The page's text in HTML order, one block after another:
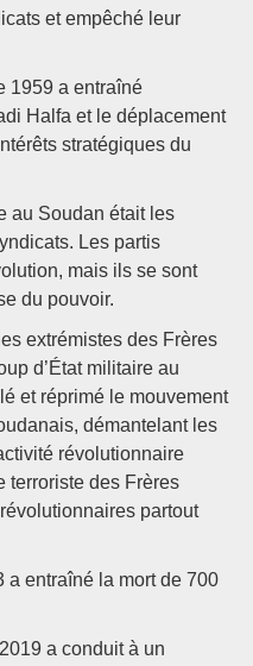
et empêché leur
1959 a entraîné
Halfa et le déplacement
stratégiques du
au Soudan était les
Les partis
mais ils se sont
du pouvoir.
extrémistes des Frères
d’État militaire au
et réprimé le mouvement
démantelant les
révolutionnaire
terroriste des Frères
partout
a entraîné la mort de 700
a conduit à un